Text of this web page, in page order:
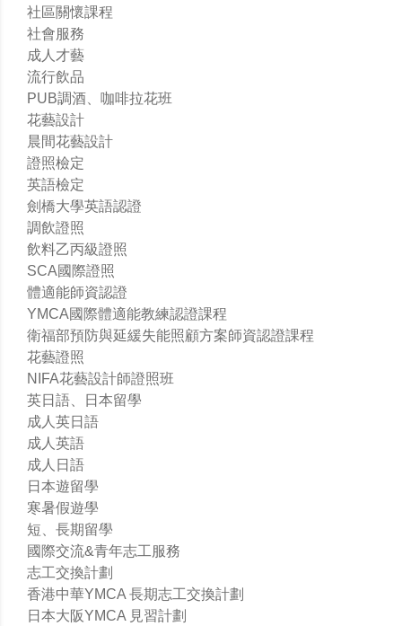
社區關懷課程
社會服務
成人才藝
流行飲品
PUB調酒、咖啡拉花班
花藝設計
晨間花藝設計
證照檢定
英語檢定
劍橋大學英語認證
調飲證照
飲料乙丙級證照
SCA國際證照
體適能師資認證
YMCA國際體適能教練認證課程
衛福部預防與延緩失能照顧方案師資認證課程
花藝證照
NIFA花藝設計師證照班
英日語、日本留學
成人英日語
成人英語
成人日語
日本遊留學
寒暑假遊學
短、長期留學
國際交流&青年志工服務
志工交換計劃
香港中華YMCA 長期志工交換計劃
日本大阪YMCA 見習計劃